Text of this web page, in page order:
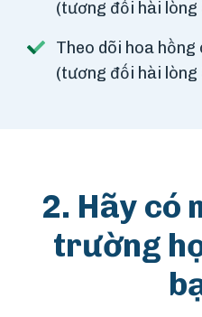
(tương đối hài lòng
Theo dõi hoa
(tương đối hài lòng
2. Hãy có
trường